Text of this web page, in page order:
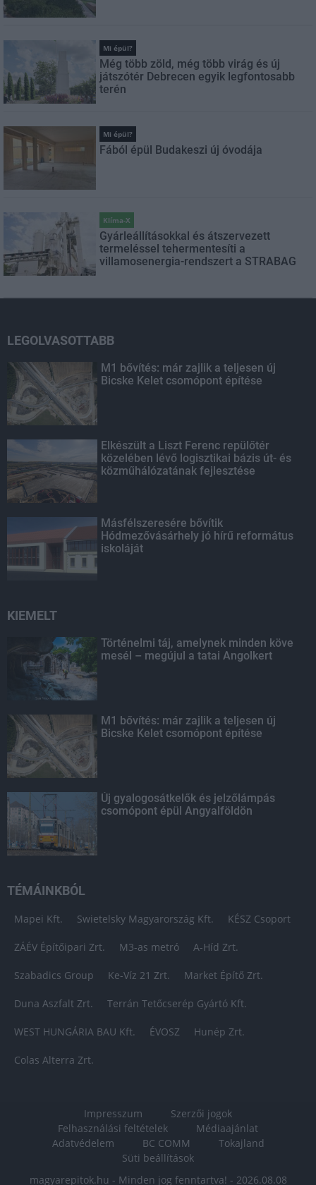
Mi épül?
Még több zöld, még több virág és új
játszótér Debrecen egyik legfontosabb
terén
Mi épül?
Fából épül Budakeszi új óvodája
Klíma-X
Gyárleállításokkal és átszervezett
termeléssel tehermentesíti a
villamosenergia-rendszert a STRABAG
LEGOLVASOTTABB
M1 bővítés: már zajlik a teljesen új
Bicske Kelet csomópont építése
Elkészült a Liszt Ferenc repülőtér
közelében lévő logisztikai bázis út- és
közműhálózatának fejlesztése
Másfélszeresére bővítik
Hódmezővásárhely jó hírű református
iskoláját
KIEMELT
Történelmi táj, amelynek minden köve
mesél – megújul a tatai Angolkert
M1 bővítés: már zajlik a teljesen új
Bicske Kelet csomópont építése
Új gyalogosátkelők és jelzőlámpás
csomópont épül Angyalföldön
TÉMÁINKBÓL
Mapei Kft. Swietelsky Magyarország Kft. KÉSZ Csoport
ZÁÉV Építőipari Zrt. M3-as metró A-Híd Zrt.
Szabadics Group Ke-Víz 21 Zrt. Market Építő Zrt.
Duna Aszfalt Zrt. Terrán Tetőcserép Gyártó Kft.
WEST HUNGÁRIA BAU Kft. ÉVOSZ Hunép Zrt.
Colas Alterra Zrt.
Impresszum
Szerzői jogok
Felhasználási feltételek
Médiaajánlat
Adatvédelem
BC COMM
Tokajland
Süti beállítások
magyarepitok.hu - Minden jog fenntartva! - 2026.08.08